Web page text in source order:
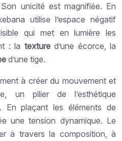
Son unicité est magnifiée. En
utilise l’espace négatif
qui met en lumière les
: la textured’une écorce, la
d’une tige.
à créer du mouvement et
un pilier de l’esthétique
En plaçant les éléments de
une tension dynamique. Le
à travers la composition, à